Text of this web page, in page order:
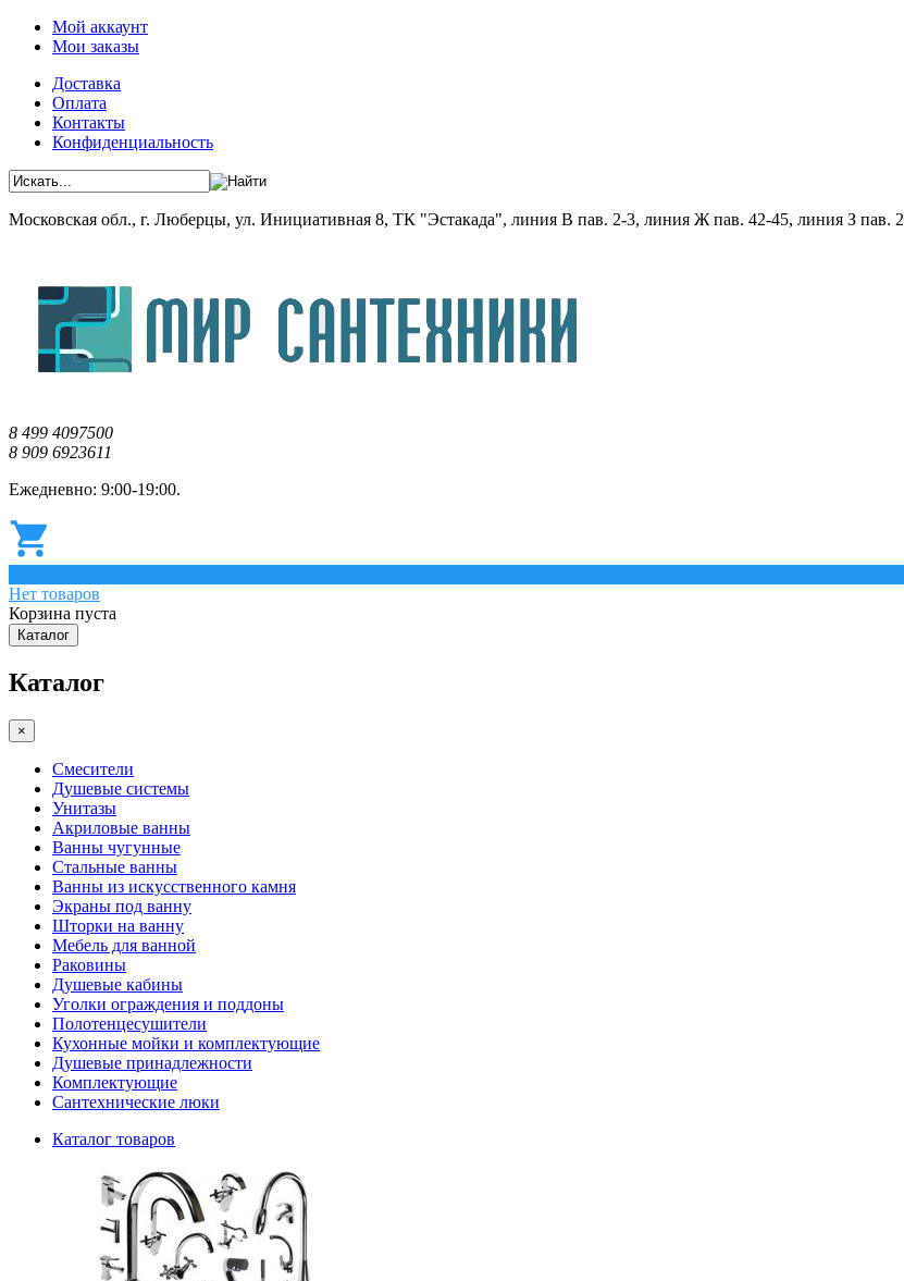
Мой аккаунт
Мои заказы
Доставка
Оплата
Контакты
Конфиденциальность
Московская обл., г. Люберцы, ул. Инициативная 8, ТК "Эстакада", линия В пав. 2-3, линия Ж пав. 42-45, линия З пав. 2
8 499 4097500
8 909 6923611
Ежедневно: 9:00-19:00.
Нет товаров
Корзина пуста
Каталог
Каталог
×
Смесители
Душевые системы
Унитазы
Акриловые ванны
Ванны чугунные
Стальные ванны
Ванны из искусственного камня
Экраны под ванну
Шторки на ванну
Мебель для ванной
Раковины
Душевые кабины
Уголки ограждения и поддоны
Полотенцесушители
Кухонные мойки и комплектующие
Душевые принадлежности
Комплектующие
Сантехнические люки
Каталог товаров